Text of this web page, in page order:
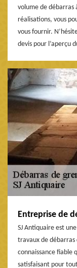
volume de débarras
réalisations, vous
vous fournir.
devis pour l’aperçu
Entreprise de
SJ Antiquaire est
travaux de débarras
connaissance fiable
satisfaisant pour